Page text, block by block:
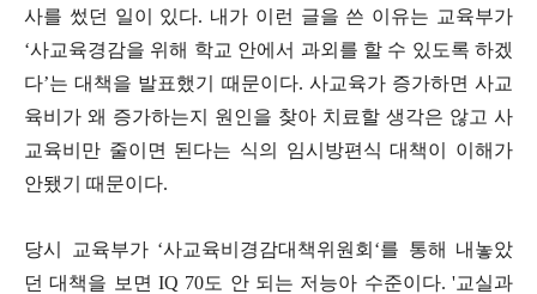
사를 썼던 일이 있다. 내가 이런 글을 쓴 이유는 교육부가
‘사교육경감을 위해 학교 안에서 과외를 할 수 있도록 하겠
다’는 대책을 발표했기 때문이다. 사교육가 증가하면 사교
육비가 왜 증가하는지 원인을 찾아 치료할 생각은 않고 사
교육비만 줄이면 된다는 식의 임시방편식 대책이 이해가
안됐기 때문이다.
당시 교육부가 ‘사교육비경감대책위원회 ‘를 통해 내놓았
던 대책을 보면 IQ 70도 안 되는 저능아 수준이다. '교실과